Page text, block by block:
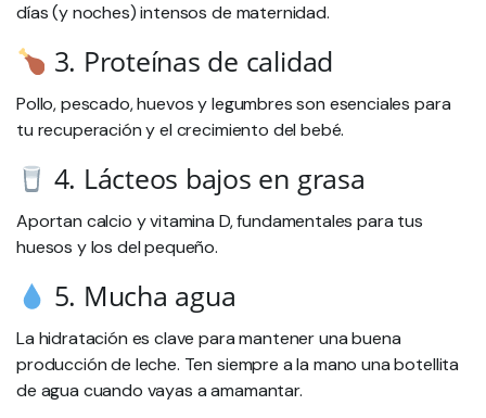
días (y noches) intensos de maternidad.
3. Proteínas de calidad
Pollo, pescado, huevos y legumbres son esenciales para
tu recuperación y el crecimiento del bebé.
4. Lácteos bajos en grasa
Aportan calcio y vitamina D, fundamentales para tus
huesos y los del pequeño.
5. Mucha agua
La hidratación es clave para mantener una buena
producción de leche. Ten siempre a la mano una botellita
de agua cuando vayas a amamantar.